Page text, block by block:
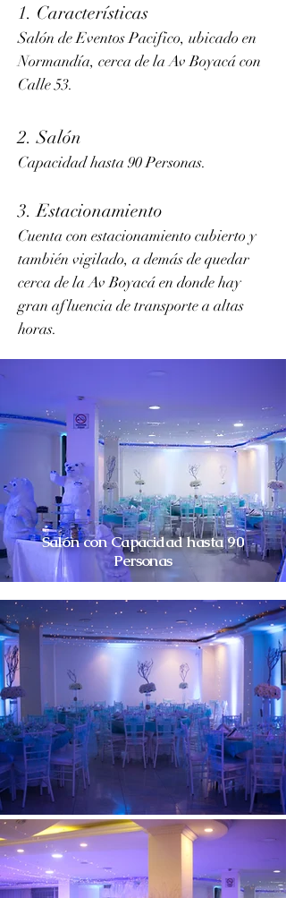
1. Características
Salón de Eventos Pacifico, ubicado en
Normandía, cerca de la Av Boyacá con
Calle 53.
2. Salón
Capacidad hasta 90 Personas.
3. Estacionamiento
Cuenta con estacionamiento cubierto y
también vigilado, a demás de quedar
cerca de la Av Boyacá en donde hay
gran afluencia de transporte a altas
horas.
Salón con Capacidad hasta 90
Personas